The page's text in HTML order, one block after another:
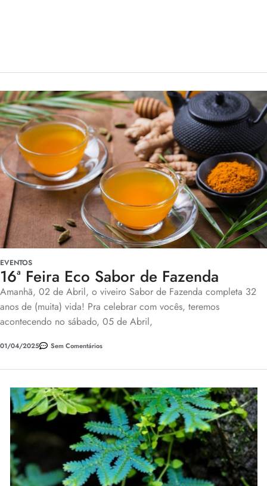
EVENTOS
16ª Feira Eco Sabor de Fazenda
Amanhã, 02 de Abril, o viveiro Sabor de Fazenda completa 32
anos de (muita) vida! Pra celebrar com vocês, teremos
acontecendo no sábado, 05 de Abril,
01/04/2025 Sem Comentários